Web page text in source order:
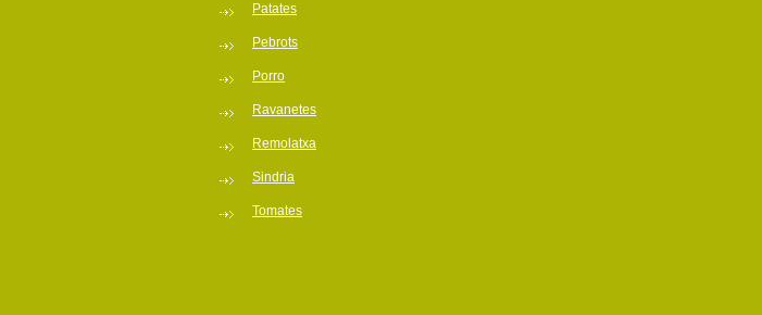
Patates
Pebrots
Porro
Ravanetes
Remolatxa
Sindria
Tomates